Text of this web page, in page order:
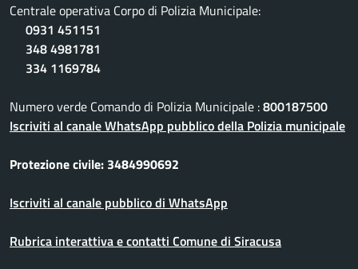
Centrale operativa Corpo di Polizia Municipale:
0931 451151
348 4981781
334 1169784
Numero verde Comando di Polizia Municipale :800187500
Iscriviti al canale WhatsApp pubblico della Polizia municipale
Protezione civile: 3484990692
Iscriviti al canale pubblico di WhatsApp
Rubrica interattiva e contatti Comune di Siracusa